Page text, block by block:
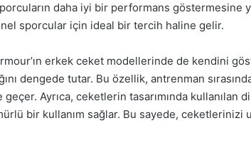
daha iyi bir performans göstermesine
sporcular için ideal bir tercih haline gelir.
erkek ceket modellerinde de kendini
dengede tutar. Bu özellik, antrenman sırasında
Ayrıca, ceketlerin tasarımında kullanılan
bir kullanım sağlar. Bu sayede, ceketlerinizi